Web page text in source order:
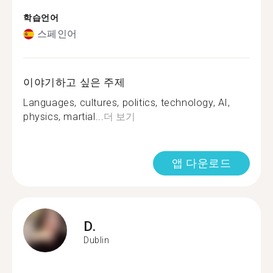
학습언어
스페인어
이야기하고 싶은 주제
Languages, cultures, politics, technology, AI,
physics, martial...더 보기
앱 다운로드
D.
Dublin